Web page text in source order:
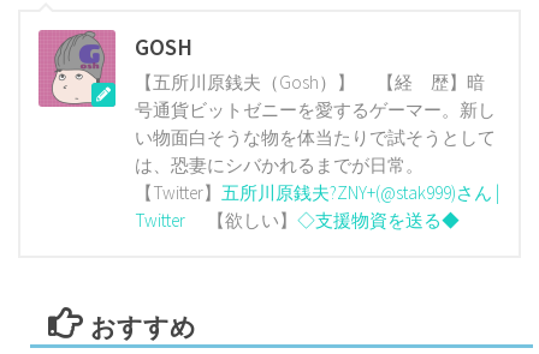
GOSH
【五所川原銭夫（Gosh）】 【経 歴】暗
号通貨ビットゼニーを愛するゲーマー。新し
い物面白そうな物を体当たりで試そうとして
は、恐妻にシバかれるまでが日常。
【Twitter】 五所川原銭夫?ZNY+(@stak999)さん |
Twitter 【欲しい】 ◇支援物資を送る◆
おすすめ